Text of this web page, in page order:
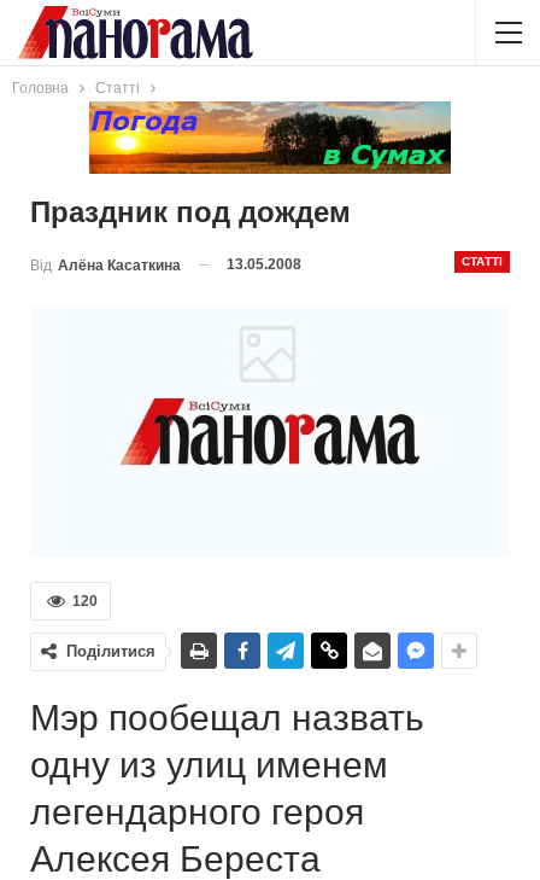
Головна Статті
Праздник под дождем
СТАТТІ
Від Алёна Касаткина 13.05.2008
120
Поділитися
Мэр пообещал назвать
одну из улиц именем
легендарного героя
Алексея Береста